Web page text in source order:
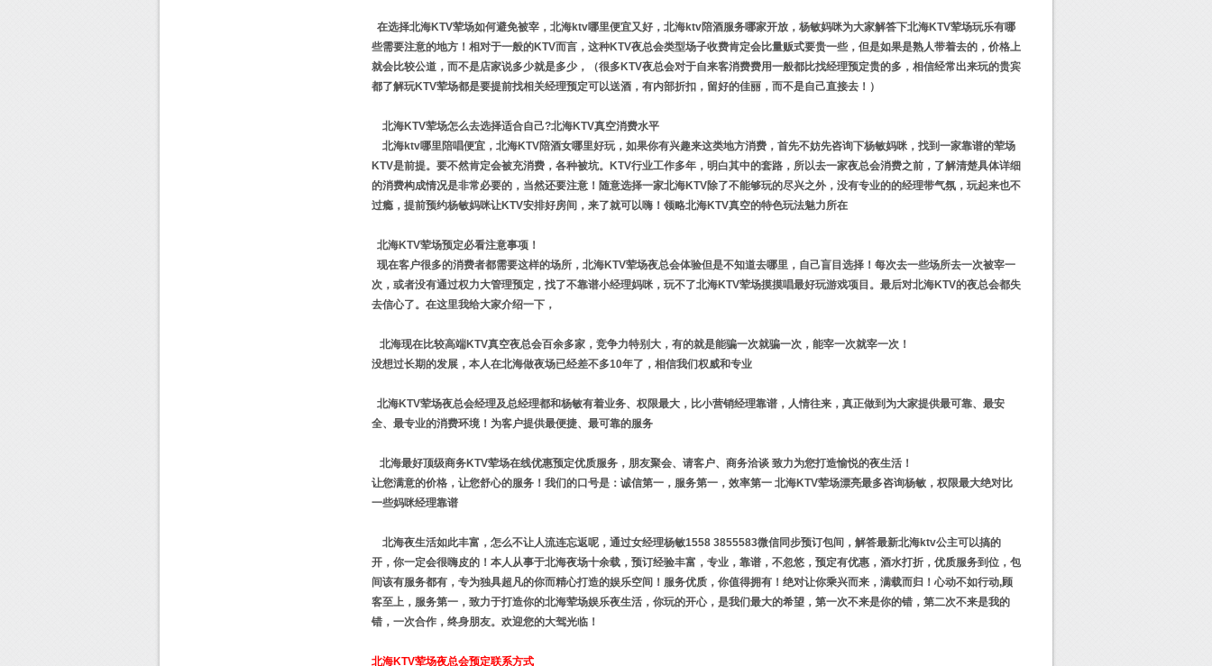
在选择北海KTV荤场如何避免被宰，北海ktv哪里便宜又好，北海ktv陪酒服务哪家开放，杨敏妈咪为大家解答下北海KTV荤场玩乐有哪
些需要注意的地方！相对于一般的KTV而言，这种KTV夜总会类型场子收费肯定会比量贩式要贵一些，但是如果是熟人带着去的，价格上
就会比较公道，而不是店家说多少就是多少，（很多KTV夜总会对于自来客消费费用一般都比找经理预定贵的多，相信经常出来玩的贵宾
都了解玩KTV荤场都是要提前找相关经理预定可以送酒，有内部折扣，留好的佳丽，而不是自己直接去！）
北海KTV荤场怎么去选择适合自己?北海KTV真空消费水平
北海ktv哪里陪唱便宜，北海KTV陪酒女哪里好玩，如果你有兴趣来这类地方消费，首先不妨先咨询下杨敏妈咪，找到一家靠谱的荤场
KTV是前提。要不然肯定会被充消费，各种被坑。KTV行业工作多年，明白其中的套路，所以去一家夜总会消费之前，了解清楚具体详细
的消费构成情况是非常必要的，当然还要注意！随意选择一家北海KTV除了不能够玩的尽兴之外，没有专业的的经理带气氛，玩起来也不
过瘾，提前预约杨敏妈咪让KTV安排好房间，来了就可以嗨！领略北海KTV真空的特色玩法魅力所在
北海KTV荤场预定必看注意事项！
现在客户很多的消费者都需要这样‌‌的场所，北海KTV荤场夜总会体验但是不知道去哪里，自己盲目选择！每次去一些场所去一次被宰一
次，或者没有通过权力大管理预定，找了不靠谱小经理妈咪，玩不了北海KTV荤场摸摸唱最好玩游戏项目。最后对北海KTV的夜总会都失
去信心了。在这里我给大家介绍一下，
北海现在比较高端KTV真空夜总会百余多家，竞争力特别大，有的就是能骗一次就骗一次，能宰一次就宰一次！
没想过长期的发展，本人在北海做夜场已经差不多10年了，相信我们权威和专业
北海KTV荤场夜总会经理及总经理都和杨敏有着业务、权限最大，比小营销经理靠谱，人情往来，真正做到为大家提供最可靠、最安
全、最专业的消费环境！为客户提供最便捷、最可靠的服务
北海最好顶级商务KTV荤场在线优惠预定优质服务，朋友聚会、请客户、商务洽谈 致力为您打造愉悦的夜生活！
让您满意的价格，让您舒心的服务！我们的口号是：诚信第一，服务第一，效率第一 北海KTV荤场漂亮最多咨询杨敏，权限最大绝对比
一些妈咪经理靠谱
北海夜生活如此丰富，怎么不让人流连忘返呢，通过女经理杨敏1558 3855583微信同步预订包间，解答最新北海ktv公主可以搞的
开，你一定会很嗨皮的！本人从事于北海夜场十余载，预订经验丰富，专业，靠谱，不忽悠，预定有优惠，酒水打折，优质服务到位，包
间该有服务都有，专为独具超凡的你而精心打造的娱乐空间！服务优质，你值得拥有！绝对让你乘兴而来，满载而归！心动不如行动,顾
客至上，服务第一，致力于打造你的北海荤场娱乐夜生活，你玩的开心，是我们最大的希望，第一次不来是你的错，第二次不来是我的
错，一次合作，终身朋友。欢迎您的大驾光临！
北海KTV荤场夜总会预定联系方式